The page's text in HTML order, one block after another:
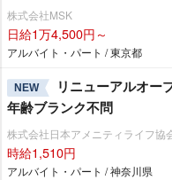
株式会社MSK
日給1万4,500円～
アルバイト・パート / 東京都
NEW
リニューアルオー
年齢ブランク不問
株式会社日本アメニティライフ協
時給1,510円
アルバイト・パート / 神奈川県